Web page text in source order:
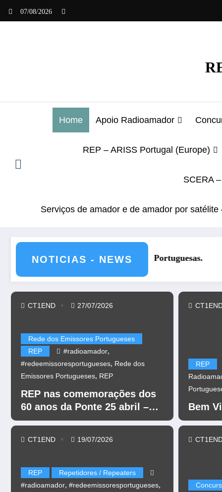
07/08/2026
Home Apoio Radioamador
REP – ARISS Portugal (Europe)
SCERA
Serviços de amador e de amador por
NOTICIAS - NEWSREP nas comemorações dos
Rede dos Emissores Portugueses
REP
#radioamador,
#redeemissoresportugueses, Rede dos
Emissores Portugueses, REP
REP nas comemorações dos
60 anos da Ponte 25 abril –
CR60A
CT1END 27/07/2026
REP
Repetidores / Repeaters
#radioamador, #redeemissoresportugueses,
CT1END 19/07/2026
REP
Bem